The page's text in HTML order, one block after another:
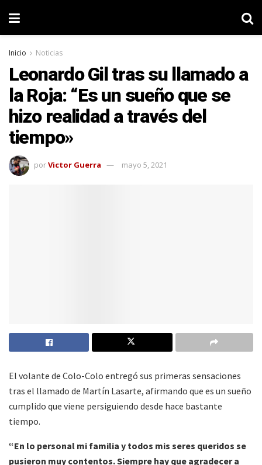
Inicio Noticias
Leonardo Gil tras su llamado a
la Roja: “Es un sueño que se
hizo realidad a través del
tiempo»
porVictor Guerra mayo 5, 2021
El volante de Colo-Colo entregó sus primeras sensaciones
tras el llamado de Martín Lasarte, afirmando que es un sueño
cumplido que viene persiguiendo desde hace bastante
tiempo.
“En lo personal mi familia y todos mis seres queridos se
pusieron muy contentos. Siempre hay que agradecer a